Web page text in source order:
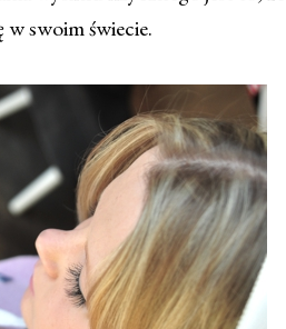
swoim świecie.